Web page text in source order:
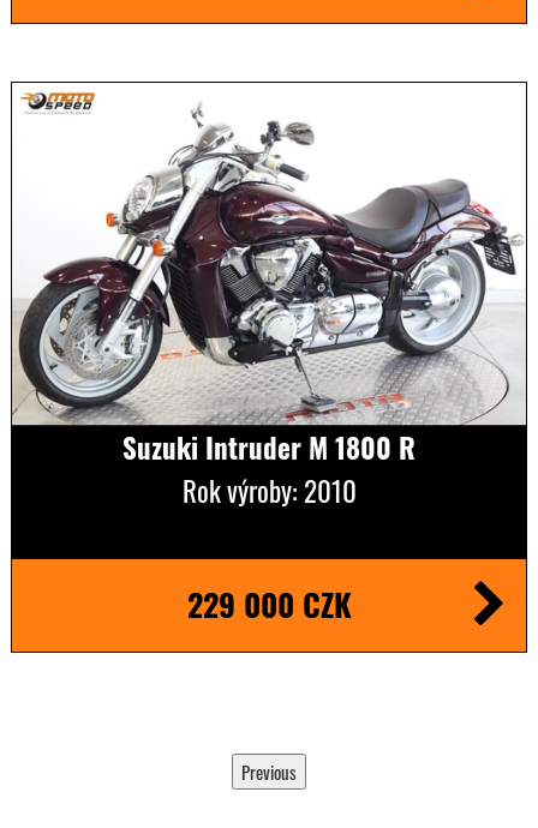
Suzuki Intruder M 1800 R
Rok výroby: 2010
229 000 CZK
Previous